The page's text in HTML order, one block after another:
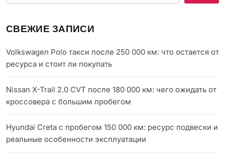
СВЕЖИЕ ЗАПИСИ
Volkswagen Polo такси после 250 000 км: что остается от
ресурса и стоит ли покупать
Nissan X-Trail 2.0 CVT после 180 000 км: чего ожидать от
кроссовера с большим пробегом
Hyundai Creta с пробегом 150 000 км: ресурс подвески и
реальные особенности эксплуатации